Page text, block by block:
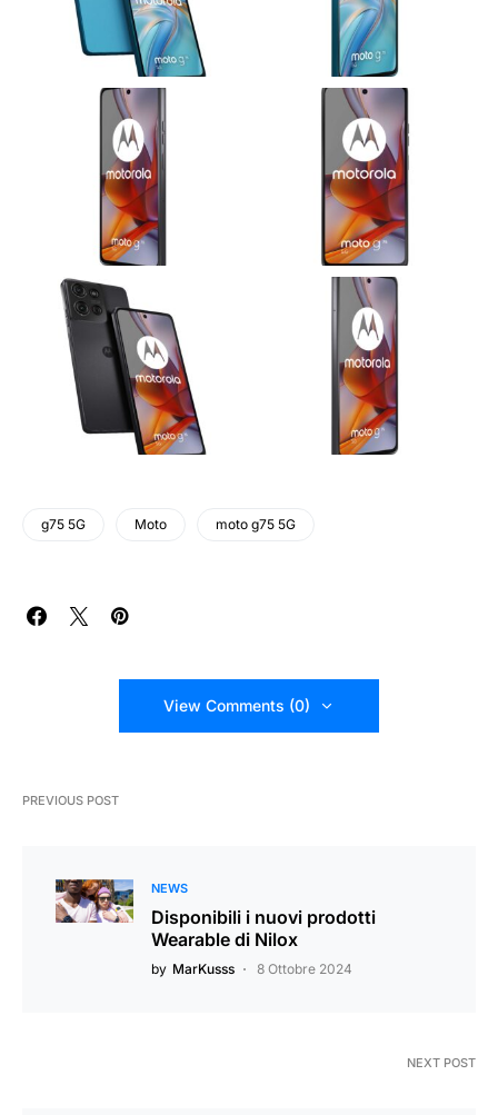
g75 5G Moto moto g75 5G
View Comments (0)
PREVIOUS POST
NEWS
Disponibili i nuovi prodotti
Wearable di Nilox
by MarKusss 8 Ottobre 2024
NEXT POST